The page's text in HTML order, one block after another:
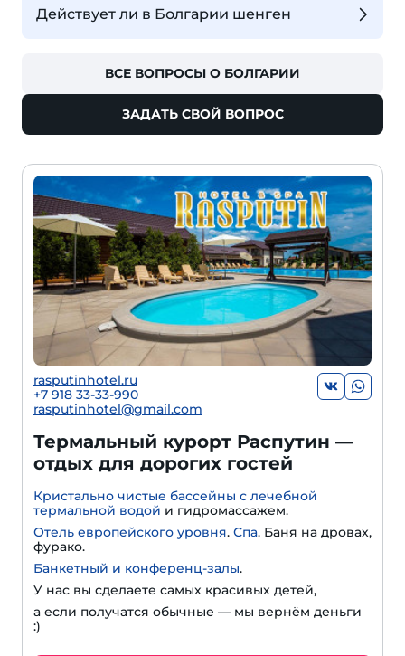
Действует ли в Болгарии шенген
ВСЕ ВОПРОСЫ О БОЛГАРИИ
ЗАДАТЬ СВОЙ ВОПРОС
rasputinhotel.ru
+7 918 33-33-990
rasputinhotel@gmail.com
Термальный курорт Распутин —
отдых для дорогих гостей
Кристально чистые бассейны с лечебной
термальной водой и гидромассажем.
Отель европейского уровня. Спа. Баня на дровах,
фурако.
Банкетный и конференц-залы.
У нас вы сделаете самых красивых детей,
а если получатся обычные — мы вернём деньги
:)